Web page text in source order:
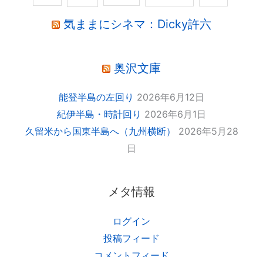
気ままにシネマ：Dicky許六
奥沢文庫
能登半島の左回り 2026年6月12日
紀伊半島・時計回り 2026年6月1日
久留米から国東半島へ（九州横断）
2026年5月28
日
メタ情報
ログイン
投稿フィード